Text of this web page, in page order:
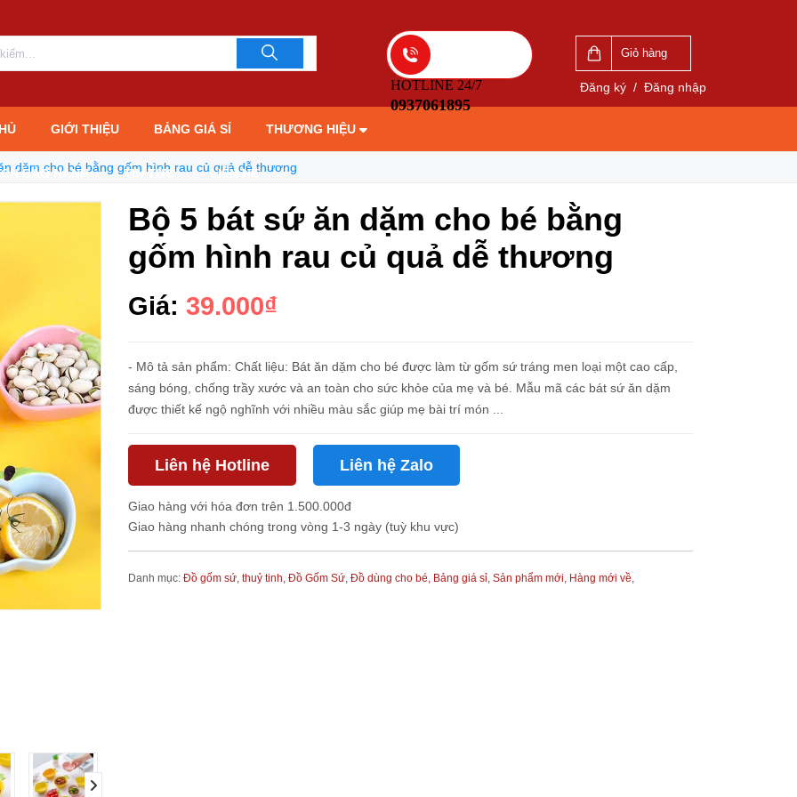
HOTLINE 24/7
0937061895
Giỏ hàng
Đăng ký / Đăng nhập
GIỚI THIỆU BẢNG GIÁ SỈ THƯƠNG HIỆU
BẢO HÀNH TIN TỨC LIÊN HỆ
dặm cho bé bằng gốm hình rau củ quả dễ thương
Bộ 5 bát sứ ăn dặm cho bé bằng
gốm hình rau củ quả dễ thương
Giá: 39.000₫
- Mô tả sản phẩm: Chất liệu: Bát ăn dặm cho bé được làm từ gốm sứ tráng men loại một cao cấp,
sáng bóng, chống trầy xước và an toàn cho sức khỏe của mẹ và bé. Mẫu mã các bát sứ ăn dặm
được thiết kế ngộ nghĩnh với nhiều màu sắc giúp mẹ bài trí món ...
Liên hệ Hotline Liên hệ Zalo
Giao hàng với hóa đơn trên 1.500.000đ
Giao hàng nhanh chóng trong vòng 1-3 ngày (tuỳ khu vực)
Danh mục: Đồ gốm sứ, thuỷ tinh, Đồ Gốm Sứ, Đồ dùng cho bé, Bảng giá sỉ, Sản phẩm mới, Hàng mới về,
0937061895 0937061895